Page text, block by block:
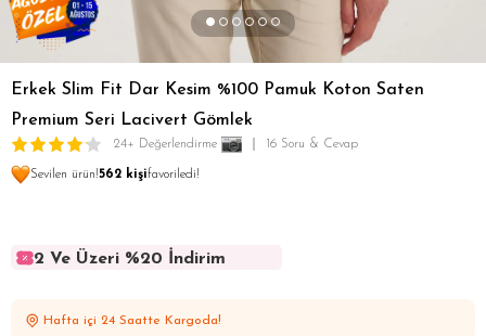
Erkek Slim Fit Dar Kesim %100 Pamuk Koton Saten
Premium Seri Lacivert Gömlek
24+ Değerlendirme 16 Soru & Cevap
Sevilen ürün!562 kişifavoriledi!
2 Ve Üzeri %20 İndirim
Hafta içi 24 Saatte Kargoda!